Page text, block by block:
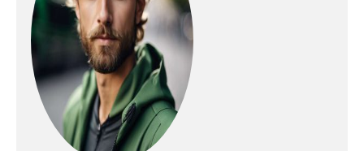
technologie intelligente
avancée, CHAOKE vous
permet de vous entraîner
efficacement chez vous,
sans avoir à vous
déplacer. Reconnue par
les sportifs et les coachs
du monde entier, CHAOKE